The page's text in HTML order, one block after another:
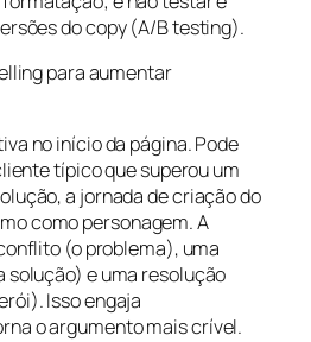
do copy (A/B testing).
para aumentar
no início da página. Pode
típico que superou um
a jornada de criação do
como personagem. A
(o problema), uma
solução) e uma resolução
Isso engaja
o argumento mais crível.